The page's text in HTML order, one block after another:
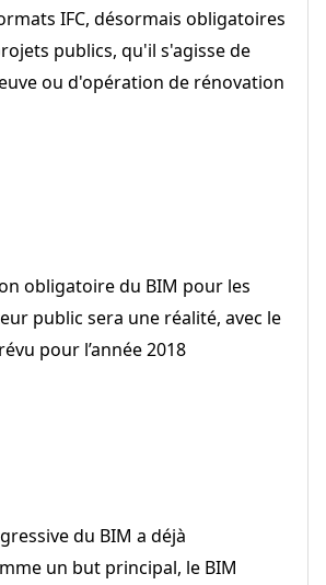
IFC, désormais obligatoires
publics, qu'il s'agisse de
ou d'opération de rénovation
obligatoire du BIM pour les
public sera une réalité, avec le
pour l’année 2018
du BIM a déjà
un but principal, le BIM